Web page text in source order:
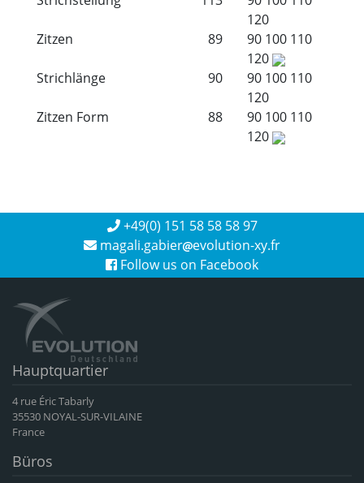
120
Zitzen
89 90 100 110
120
Strichlänge
90 90 100 110
120
Zitzen Form
88 90 100 110
120
+49(0) 151 58 58 58 97
magali.gabier evolution-xy.fr
Follow us on Facebook
Hauptquartier
4 rue Éric Tabarly
35530 NOYAL-SUR-VILAINE
France
Büros